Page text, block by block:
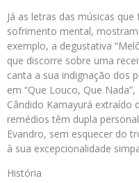
Já as letras das músicas
sofrimento mental,
exemplo, a degustativa
que discorre sobre uma
canta a sua indignação dos
em “Que Louco, Que
Cândido Kamayurá extraído
remédios têm dupla
Evandro, sem esquecer do
à sua excepcionalidade
História